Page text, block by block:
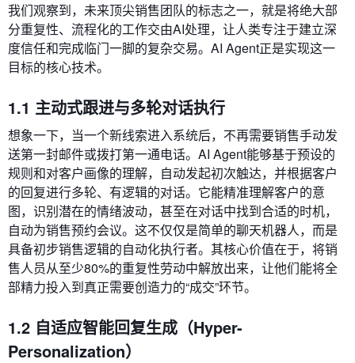
我们观察到，未来顶尖销售团队的标志之一，就是将绝大部
分重复性、流程化的工作交由AI处理，让人类专注于建立深
度信任和完成临门一脚的复杂交易。AI Agent正是实现这一
目标的核心技术。
1.1 主动式跟进与多轮对话执行
想象一下，当一个新线索进入系统后，不再需要销售手动发
送第一封邮件或拨打第一通电话。AI Agent能够基于预设的
规则和对客户画像的理解，自动发起初次触达，并根据客户
的回复进行多轮、有逻辑的对话。它能精准理解客户的意
图，识别潜在的情绪波动，甚至在对话中找到合适的时机，
自动为销售预约会议。这不仅仅是简单的聊天机器人，而是
具备初步销售逻辑的自动化执行者。其核心价值在于，将销
售人员从至少80%的重复性劳动中解放出来，让他们能将全
部精力投入到真正需要创造力的“成交”环节。
1.2 自适应智能回复生成（Hyper-
Personalization）